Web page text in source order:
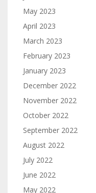
May 2023
April 2023
March 2023
February 2023
January 2023
December 2022
November 2022
October 2022
September 2022
August 2022
July 2022
June 2022
May 2022